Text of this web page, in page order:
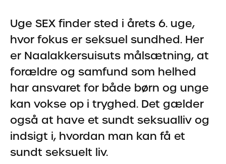
Uge SEX finder sted i årets 6. uge,
hvor fokus er seksuel sundhed. Her
er Naalakkersuisuts målsætning, at
forældre og samfund som helhed
har ansvaret for både børn og unge
kan vokse op i tryghed. Det gælder
også at have et sundt seksualliv og
indsigt i, hvordan man kan få et
sundt seksuelt liv.